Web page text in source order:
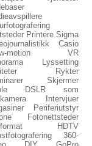
Printere Sigma
Casio
motion
VR
Lyssetting
Rykter
Skjermer
DSLR som
Intervjuer
Periferiutstyr
Fotonettsteder
HDTV
360-